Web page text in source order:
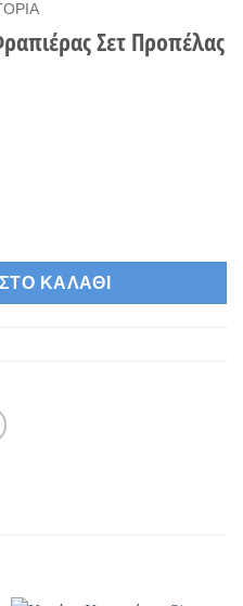
Σετ Προπέλας
Σετ Προπέλας Μικρό
ΚΑΛΆΘΙ